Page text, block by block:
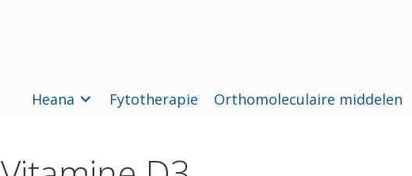
Heana Fytotherapie Orthomoleculaire middelen